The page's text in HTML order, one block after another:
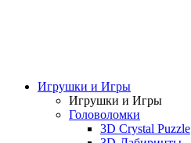
Игрушки и Игры
Игрушки и Игры
Головоломки
3D Crystal Puzzle